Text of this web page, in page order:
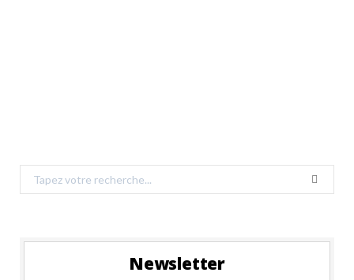
Search
for:
Newsletter